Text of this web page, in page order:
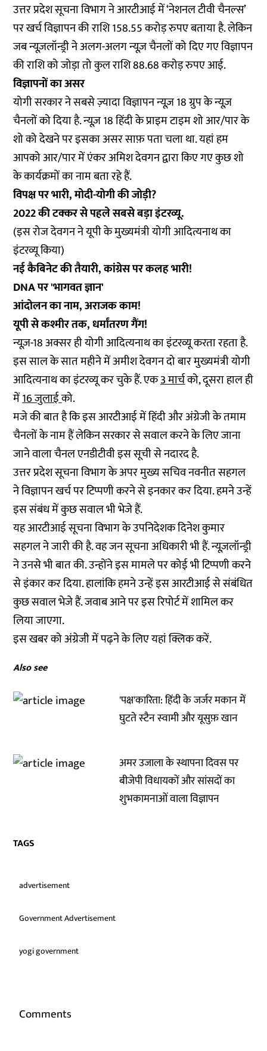
उत्तर प्रदेश सूचना विभाग ने आरटीआई में ‘नेशनल टीवी चैनल्स’
पर खर्च विज्ञापन की राशि 158.55 करोड़ रुपए बताया है. लेकिन
जब न्यूज़लॉन्ड्री ने अलग-अलग न्यूज़ चैनलों को दिए गए विज्ञापन
की राशि को जोड़ा तो कुल राशि 88.68 करोड़ रुपए आई.
विज्ञापनों का असर
योगी सरकार ने सबसे ज़्यादा विज्ञापन न्यूज़ 18 ग्रुप के न्यूज़
चैनलों को दिया है. न्यूज़ 18 हिंदी के प्राइम टाइम शो आर/पार के
शो को देखने पर इसका असर साफ़ पता चला था. यहां हम
आपको आर/पार में एंकर अमिश देवगन द्वारा किए गए कुछ शो
के कार्यक्रमों का नाम बता रहे हैं.
विपक्ष पर भारी, मोदी-योगी की जोड़ी?
2022 की टक्कर से पहले सबसे बड़ा इंटरव्यू.
(इस रोज देवगन ने यूपी के मुख्यमंत्री योगी आदित्यनाथ का
इंटरव्यू किया)
नई कैबिनेट की तैयारी, कांग्रेस पर कलह भारी!
DNA पर 'भागवत ज्ञान'
आंदोलन का नाम, अराजक काम!
यूपी से कश्मीर तक, धर्मांतरण गैंग!
न्यूज़-18 अक्सर ही योगी आदित्यनाथ का इंटरव्यू करता रहता है.
इस साल के सात महीने में अमीश देवगन दो बार मुख्यमंत्री योगी
आदित्यनाथ का इंटरव्यू कर चुके हैं. एक3 मार्चको, दूसरा हाल ही
में16 जुलाईको.
मजे की बात है कि इस आरटीआई में हिंदी और अंग्रेजी के तमाम
चैनलों के नाम हैं लेकिन सरकार से सवाल करने के लिए जाना
जाने वाला चैनल एनडीटीवी इस सूची से नदारद है.
उत्तर प्रदेश सूचना विभाग के अपर मुख्य सचिव नवनीत सहगल
ने विज्ञापन खर्च पर टिप्पणी करने से इनकार कर दिया. हमने उन्हें
इस संबंध में कुछ सवाल भी भेजे हैं.
यह आरटीआई सूचना विभाग के उपनिदेशक दिनेश कुमार
सहगल ने जारी की है. वह जन सूचना अधिकारी भी हैं. न्यूज़लॉन्ड्री
ने उनसे भी बात की. उन्होंने इस मामले पर कोई भी टिप्पणी करने
से इंकार कर दिया. हालांकि हमने उन्हें इस आरटीआई से संबंधित
कुछ सवाल भेजे हैं. जवाब आने पर इस रिपोर्ट में शामिल कर
लिया जाएगा.
इस खबर को अंग्रेजी में पढ़ने के लिए यहांक्लिककरें.
Also see
'पक्ष'कारिता: हिंदी के जर्जर मकान में
घुटते स्‍टैन स्‍वामी और यूसुफ़ खान
अमर उजाला के स्थापना दिवस पर
बीजेपी विधायकों और सांसदों का
शुभकामनाओं वाला विज्ञापन
TAGS
advertisement
Government Advertisement
yogi government
Comments